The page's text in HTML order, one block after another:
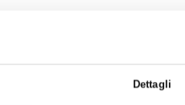
Dettagli
aziende associate a